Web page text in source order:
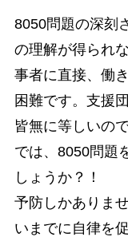
8050問題の深刻
の理解が得られ
事者に直接、働
困難です。支援
皆無に等しいので
では、8050問題
しょうか？！
予防しかありま
いまでに自律を